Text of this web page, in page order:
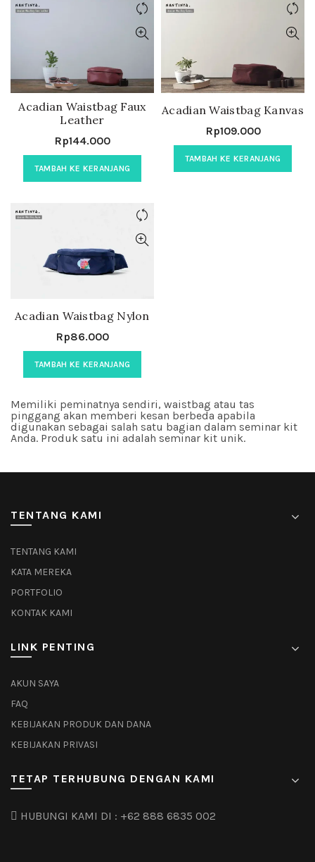
Acadian Waistbag Faux
Leather
Rp144.000
TAMBAH KE KERANJANG
Acadian Waistbag Kanvas
Rp109.000
TAMBAH KE KERANJANG
Acadian Waistbag Nylon
Rp86.000
TAMBAH KE KERANJANG
Memiliki peminatnya sendiri, waistbag atau tas
pinggang akan memberi kesan berbeda apabila
digunakan sebagai salah satu bagian dalam seminar kit
Anda. Produk satu ini adalah seminar kit unik.
TENTANG KAMI
TENTANG KAMI
KATA MEREKA
PORTFOLIO
KONTAK KAMI
LINK PENTING
AKUN SAYA
FAQ
KEBIJAKAN PRODUK DAN DANA
KEBIJAKAN PRIVASI
TETAP TERHUBUNG DENGAN KAMI
HUBUNGI KAMI DI : +62 888 6835 002